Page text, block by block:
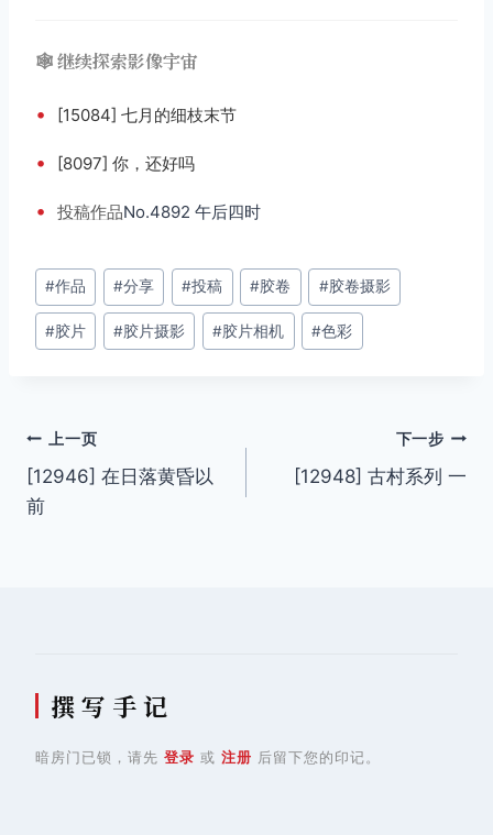
🕸️ 继续探索影像宇宙
• [15084] 七月的细枝末节
• [8097] 你，还好吗
• 投稿作品No.4892 午后四时
文
章
标
#作品 #分享 #投稿 #胶卷 #胶卷摄影
#胶片 #胶片摄影 #胶片相机 #色彩
文
章
上一页
[12946] 在日落黄昏以
前
下一步
[12948] 古村系列 一
撰 写 手 记
暗房门已锁，请先 登录 或 注册 后留下您的印记。